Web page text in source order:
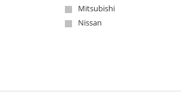
Mitsubishi
Nissan